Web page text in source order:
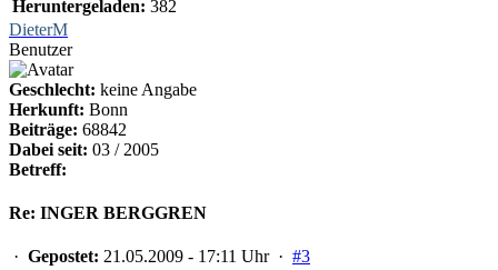
Heruntergeladen: 382
DieterM
Benutzer
Geschlecht: keine Angabe
Herkunft: Bonn
Beiträge: 68842
Dabei seit: 03 / 2005
Betreff:
Re: INGER BERGGREN
· Gepostet: 21.05.2009 - 17:11 Uhr · #3